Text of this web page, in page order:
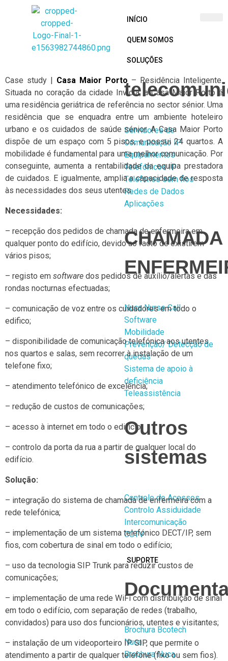
INÍCIO
QUEM SOMOS
SOLUÇÕES
Servidores de
Comunicação IP
Equipamentos
Telefónicos IP
Telefones sem fios
Redes de Dados
Aplicações
CHAMADA
Nuca Nurse Call
Software
Mobilidade
Prevenção/ Detecção de
quedas
Sistema de apoio à
deficiência
Teleassistência
Outros
sistemas
Controlo de Acessos
Controlo Assiduidade
Intercomunicação
CCTV
SUPORTE
Brochura Bcotech
Nuca
Brochura Nuca
Case study | Casa Maior Porto – Residência Inteligente.
Situada no coração da cidade Invicta, a Casa Maior Porto é
uma residência geriátrica de referência no sector sénior. Uma
residência que se enquadra entre um ambiente hoteleiro
urbano e os cuidados de saúde sénior. A Casa Maior Porto
dispõe de um espaço com 5 pisos, e possui 24 quartos. A
mobilidade é fundamental para uma melhor comunicação. Por
conseguinte, aumenta a rentabilidade da equipa prestadora
de cuidados. E igualmente, amplia a capacidade de resposta
às necessidades dos seus utentes.
Necessidades:
– recepção dos pedidos de chamada de enfermeira em
qualquer ponto do edifício, devido ao facto de existirem
vários pisos;
– registo em software dos pedidos de auxílio/alertas e das
rondas nocturnas efectuadas;
– comunicação de voz entre os cuidadores em todo o
edifico;
– disponibilidade de comunicação telefónica aos utentes
nos quartos e salas, sem recorrer à instalação de um
telefone fixo;
– atendimento telefónico de excelência;
– redução de custos de comunicações;
– acesso à internet em todo o edifício;
– controlo da porta da rua a partir de qualquer local do
edifício.
Solução:
– integração do sistema de chamada de enfermeira com a
rede telefónica;
– implementação de um sistema telefónico DECT/IP, sem
fios, com cobertura de sinal em todo o edifício;
– uso da tecnologia SIP Trunk para reduzir custos de
comunicações;
– implementação de uma rede WiFi com distribuição de sinal
em todo o edifício, com separação de redes (trabalho,
convidados) para uso dos funcionários, utentes e visitantes;
– instalação de um videoporteiro IP SIP, que permite o
atendimento a partir de qualquer telefone (fixo ou sem fios).